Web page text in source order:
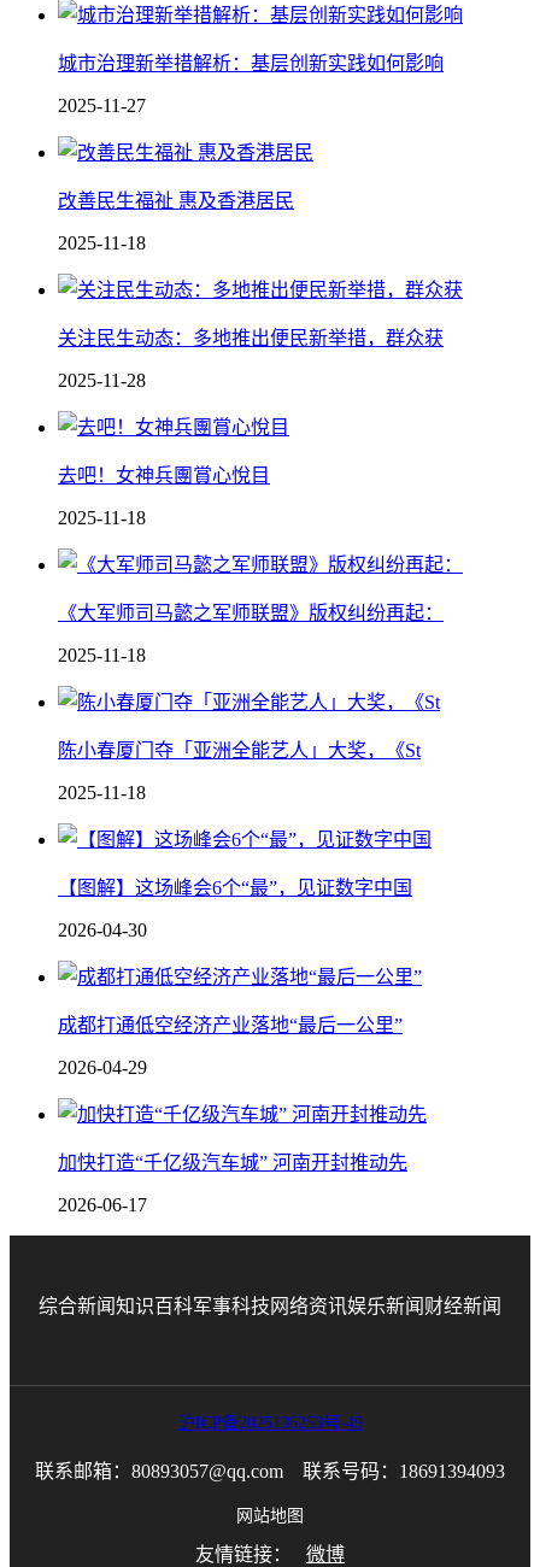
城市治理新举措解析：基层创新实践如何影响
2025-11-27
改善民生福祉 惠及香港居民
2025-11-18
关注民生动态：多地推出便民新举措，群众获
2025-11-28
去吧！女神兵團賞心悅目
2025-11-18
《大军师司马懿之军师联盟》版权纠纷再起：
2025-11-18
陈小春厦门夺「亚洲全能艺人」大奖，《St
2025-11-18
【图解】这场峰会6个“最”，见证数字中国
2026-04-30
成都打通低空经济产业落地“最后一公里”
2026-04-29
加快打造“千亿级汽车城” 河南开封推动先
2026-06-17
综合新闻知识百科军事科技 网络资讯娱乐新闻 财经新闻
沪ICP备2025136253号-49
联系邮箱：80893057@qq.com 联系号码：18691394093
网站地图
友情链接： 微博